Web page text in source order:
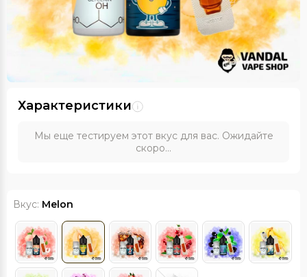
Характеристики
Мы еще тестируем этот вкус для вас. Ожидайте
скоро...
Вкус: Melon